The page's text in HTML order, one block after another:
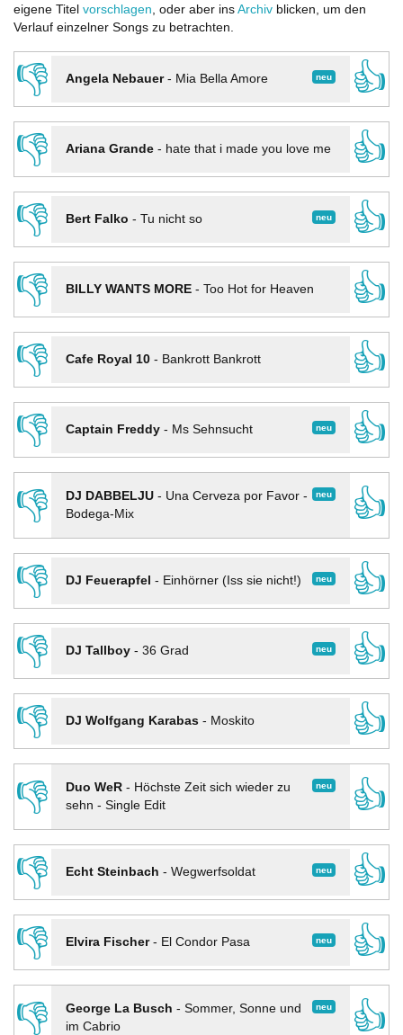
eigene Titel vorschlagen, oder aber ins Archiv blicken, um den
Verlauf einzelner Songs zu betrachten.
👎 neu
Angela Nebauer- Mia Bella Amore
👍
👎
Ariana Grande- hate that i made you love me
👍
👎
neu
Bert Falko - Tu nicht so
👍
👎
BILLY WANTS MORE- Too Hot for Heaven
👍
👎
Cafe Royal 10- Bankrott Bankrott
👍
👎
neu
Captain Freddy- Ms Sehnsucht
👍
👎
neu
DJ DABBELJU- Una Cerveza por Favor -
Bodega-Mix
👍
👎
neu
DJ Feuerapfel - Einhörner (Iss sie nicht!)
👍
👎
neu
DJ Tallboy- 36 Grad
👍
👎
DJ Wolfgang Karabas- Moskito
👍
👎
neu
Duo WeR- Höchste Zeit sich wieder zu
sehn - Single Edit
👍
👎
neu
Echt Steinbach - Wegwerfsoldat
👍
👎
neu
Elvira Fischer- El Condor Pasa
👍
👎
neu
George La Busch - Sommer, Sonne und
im Cabrio
👍